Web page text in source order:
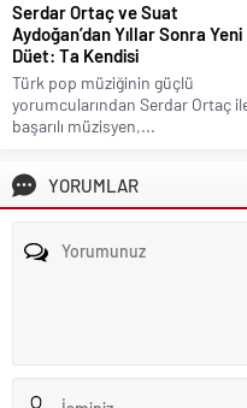
Serdar Ortaç ve Suat
Aydoğan’dan Yıllar Sonra Yeni
Düet: Ta Kendisi
Türk pop müziğinin güçlü
yorumcularından Serdar Ortaç
başarılı müzisyen,...
YORUMLAR